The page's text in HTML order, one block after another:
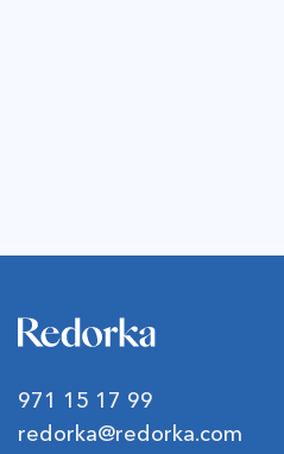
971 15 17 99
redorka@redorka.com